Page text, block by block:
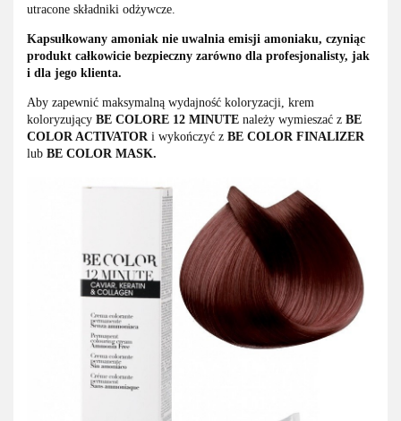
utracone składniki odżywcze.
Kapsułkowany amoniak nie uwalnia emisji amoniaku, czyniąc
produkt całkowicie bezpieczny zarówno dla profesjonalisty, jak
i dla jego klienta.
Aby zapewnić maksymalną wydajność koloryzacji, krem
koloryzujący BE COLORE 12 MINUTE należy wymieszać z BE
COLOR ACTIVATOR i wykończyć z BE COLOR FINALIZER
lub BE COLOR MASK.